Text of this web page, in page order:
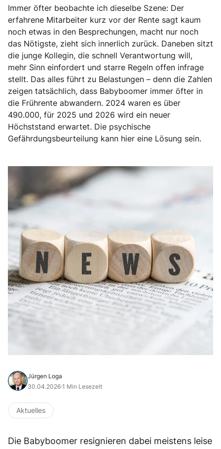
Immer öfter beobachte ich dieselbe Szene: Der
erfahrene Mitarbeiter kurz vor der Rente sagt kaum
noch etwas in den Besprechungen, macht nur noch
das Nötigste, zieht sich innerlich zurück. Daneben sitzt
die junge Kollegin, die schnell Verantwortung will,
mehr Sinn einfordert und starre Regeln offen infrage
stellt. Das alles führt zu Belastungen – denn die Zahlen
zeigen tatsächlich, dass Babyboomer immer öfter in
die Frührente abwandern. 2024 waren es über
490.000, für 2025 und 2026 wird ein neuer
Höchststand erwartet. Die psychische
Gefährdungsbeurteilung kann hier eine Lösung sein.
Jürgen Loga
30.04.2026·1 Min Lesezeit
Aktuelles
Die Babyboomer resignieren dabei meistens leise